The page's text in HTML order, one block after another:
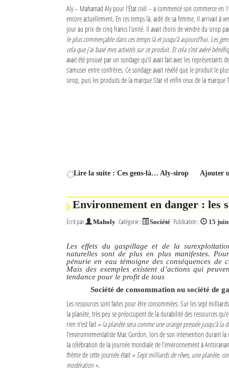
Sites touristiques
Diego Suarez Pratique
Identifiant oublié ?
Mot de passe oublié ?
Aly – Mahamad Aly pour l’État civil – a commencé son commerce en
encore actuellement. En ces temps là, aidé de sa femme, il arrivait à
jour au prix de cinq francs l’unité. Il avait choisi de vendre du sirop
le plus commerçable dans ces temps là et jusqu’à aujourd’hui. Les
cela que j’ai basé mes activités sur ce produit. Et cela s’est avéré
avait été prouvé par un sondage qu’il avait fait avec les représentants
s’amuser entre confrères. Ce sondage avait révélé que le produit le
sirop, puis les produits de la marque Star et enfin ceux de la marque
Lire la suite : Ces gens-là… Aly-sirop Ajouter
Environnement en danger : les
Écrit par Maholy Catégorie : Société Publication : 15
Les effets du gaspillage et de la
naturelles sont de plus en plus manifestes.
pénurie en eau témoigne des conséquences de
Mais des exemples existent d’actions qui
tendance pour le profit de tous
Société de consommation ou société de
Les ressources sont faites pour être consommées. Sur les sept
la planète, très peu se préoccupent de la durabilité des ressources
rien n’est fait « la planète sera comme une orange pressée jusqu’à la
l’environnementaliste Mac Gordon, lors de son intervention durant
la célébration de la journée mondiale de l’environnement à
thème de cette journée était « Sept milliards de rêves, une planète,
modération ».